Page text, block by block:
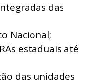
das
Nacional;
estaduais até
das unidades